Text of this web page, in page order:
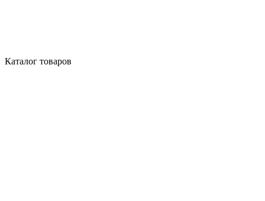
Каталог товаров